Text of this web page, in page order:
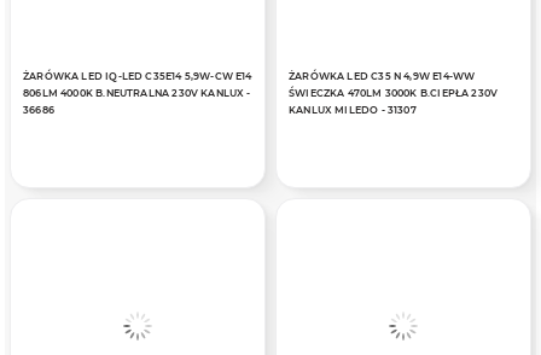
ŻARÓWKA LED IQ-LED C35E14 5,9W-CW E14
806LM 4000K B.NEUTRALNA 230V KANLUX -
36686
ŻARÓWKA LED C35 N 4,9W E14-WW
ŚWIECZKA 470LM 3000K B.CIEPŁA 230V
KANLUX MILEDO - 31307